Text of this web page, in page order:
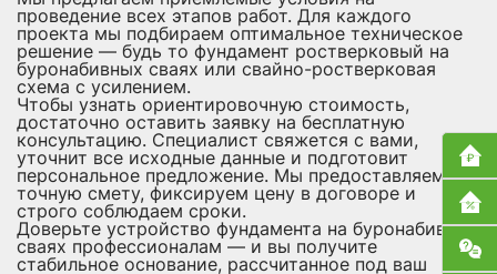
проведение всех этапов работ. Для каждого
проекта мы подбираем оптимальное техническое
решение — будь то фундамент ростверковый на
буронабивных сваях или свайно-ростверковая
схема с усилением.
Чтобы узнать ориентировочную стоимость,
достаточно оставить заявку на бесплатную
консультацию. Специалист свяжется с вами,
уточнит все исходные данные и подготовит
персональное предложение. Мы предоставляем
точную смету, фиксируем цену в договоре и
строго соблюдаем сроки.
Доверьте устройство фундамента на буронабивных
сваях профессионалам — и вы получите
стабильное основание, рассчитанное под ваш